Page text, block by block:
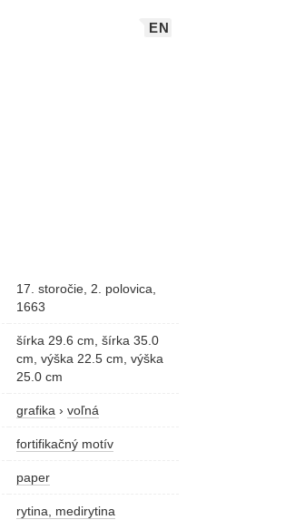
EN
17. storočie, 2. polovica,
1663
šírka 29.6 cm, šírka 35.0
cm, výška 22.5 cm, výška
25.0 cm
grafika › voľná
fortifikačný motív
paper
rytina, medirytina